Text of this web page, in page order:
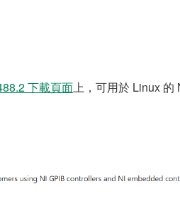
下載頁面上，可用於 Linux 的